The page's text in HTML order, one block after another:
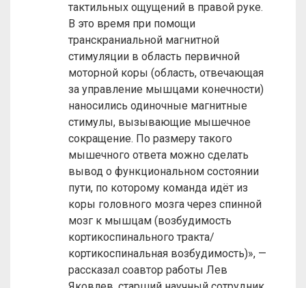
тактильных ощущений в правой руке.
В это время при помощи
транскраниальной магнитной
стимуляции в область первичной
моторной коры (область, отвечающая
за управление мышцами конечности)
наносились одиночные магнитные
стимулы, вызывающие мышечное
сокращение. По размеру такого
мышечного ответа можно сделать
вывод о функциональном состоянии
пути, по которому команда идёт из
коры головного мозга через спинной
мозг к мышцам (возбудимость
кортикоспинального тракта/
кортикоспинальная возбудимость)», —
рассказал соавтор работы Лев